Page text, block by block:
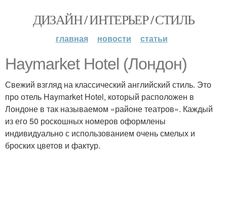
ДИЗАЙН / ИНТЕРЬЕР / СТИЛЬ
главная новости статьи
Haymarket Hotel (Лондон)
Свежий взгляд на классический английский стиль. Это
про отель Haymarket Hotel, который расположен в
Лондоне в так называемом «районе театров». Каждый
из его 50 роскошных номеров оформлены
индивидуально с использованием очень смелых и
броских цветов и фактур.